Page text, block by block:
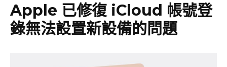
Apple 已修復 iCloud 帳號登
錄無法設置新設備的問題